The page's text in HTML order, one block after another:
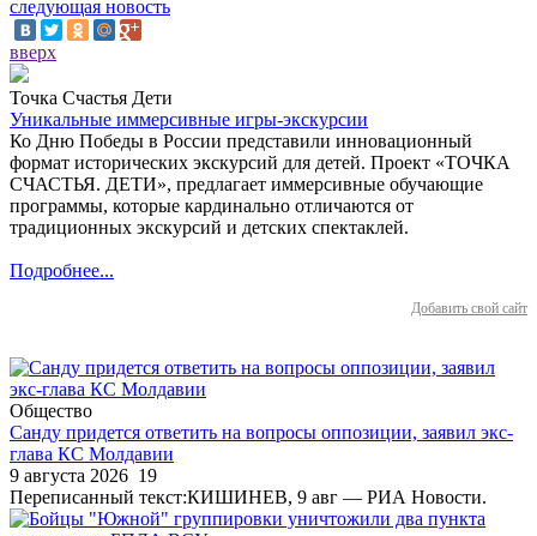
следующая новость
вверх
Точка Счастья Дети
Уникальные иммерсивные игры-экскурсии
Ко Дню Победы в России представили инновационный
формат исторических экскурсий для детей. Проект «ТОЧКА
СЧАСТЬЯ. ДЕТИ», предлагает иммерсивные обучающие
программы, которые кардинально отличаются от
традиционных экскурсий и детских спектаклей.
Подробнее...
Добавить свой сайт
Общество
Санду придется ответить на вопросы оппозиции, заявил экс-
глава КС Молдавии
9 августа 2026 19
Переписанный текст:КИШИНЕВ, 9 авг — РИА Новости.